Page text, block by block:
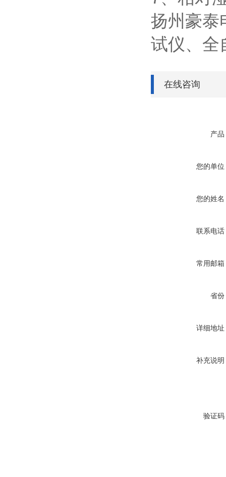
扬州豪泰
试仪、全
在线咨询
产品
您的单位
您的姓名
联系电话
常用邮箱
省份
详细地址
补充说明
验证码